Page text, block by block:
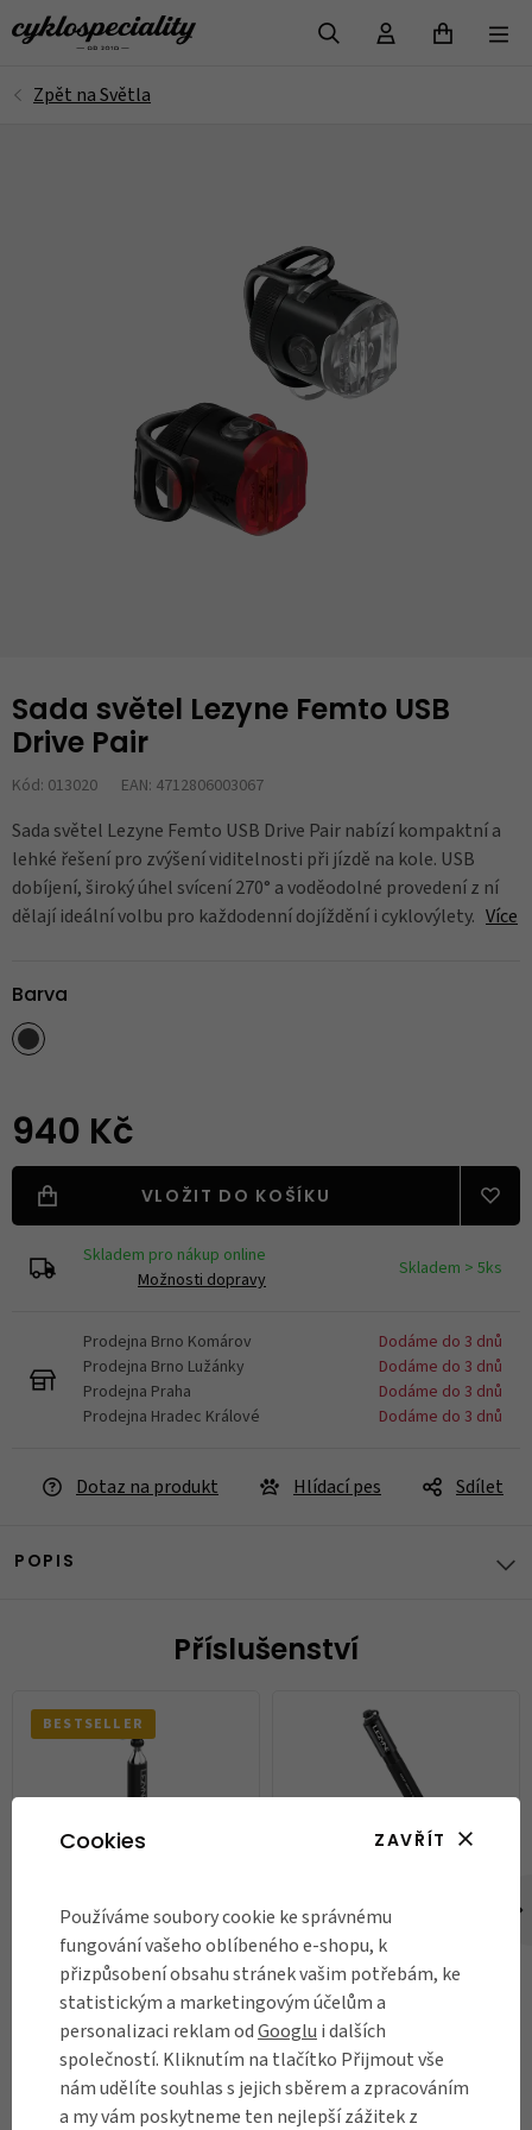
Sada světel Lezyne Femto USB
Drive Pair
Kód: 013020 EAN: 4712806003067
Sada světel Lezyne Femto USB Drive Pair nabízí kompaktní a
lehké řešení pro zvýšení viditelnosti při jízdě na kole. USB
dobíjení, široký úhel svícení 270° a voděodolné provedení z ní
dělají ideální volbu pro každodenní dojíždění i cyklovýlety. Více
Barva
940 Kč
VLOŽIT DO KOŠÍKU
Skladem pro nákup online
Možnosti dopravy
Skladem > 5ks
Prodejna Brno Komárov
Dodáme do 3 dnů
Prodejna Brno Lužánky
Dodáme do 3 dnů
Prodejna Praha
Dodáme do 3 dnů
Prodejna Hradec Králové
Dodáme do 3 dnů
Dotaz na produkt Hlídací pes Sdílet
POPIS
Příslušenství
BESTSELLER
Drive CO2, Blue Gloss
739 Kč
Skladem
DO KOŠÍKU
Grip Drive HV-S, Black
940 Kč
Není skladem
Cookies ZAVŘÍT
Používáme soubory cookie ke správnému
fungování vašeho oblíbeného e-shopu, k
přizpůsobení obsahu stránek vašim potřebám, ke
statistickým a marketingovým účelům a
personalizaci reklam odGooglu i dalších
společností. Kliknutím na tlačítko Přijmout vše
nám udělíte souhlas s jejich sběrem a zpracováním
a my vám poskytneme ten nejlepší zážitek z